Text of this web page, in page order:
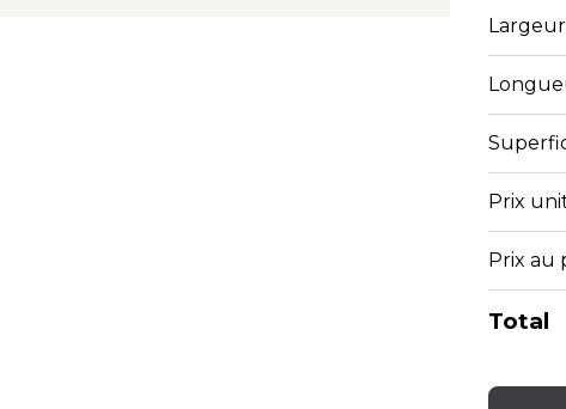
Prix
Prix au
Total